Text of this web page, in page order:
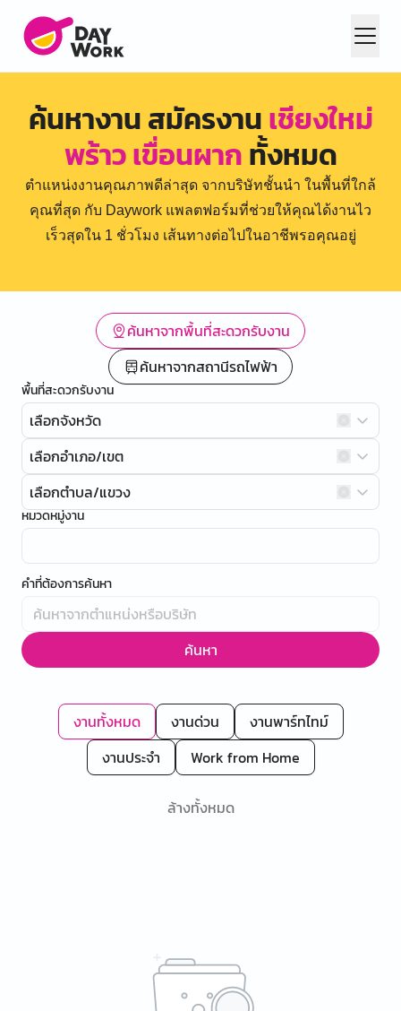
ค้นหางาน สมัครงานเชียงใหม่
พร้าว เขื่อนผากทั้งหมด
ตำแหน่งงานคุณภาพดีล่าสุด จากบริษัทชั้นนำ ในพื้นที่ใกล้
คุณที่สุด กับ Daywork แพลตฟอร์มที่ช่วยให้คุณได้งานไว
เร็วสุดใน 1 ชั่วโมง เส้นทางต่อไปในอาชีพรอคุณอยู่
ค้นหาจากพื้นที่สะดวกรับงาน
ค้นหาจากสถานีรถไฟฟ้า
พื้นที่สะดวกรับงาน
เลือกจังหวัด
เลือกอำเภอ/เขต
เลือกตำบล/แขวง
หมวดหมู่งาน
คำที่ต้องการค้นหา
ค้นหา
งานทั้งหมด งานด่วน
งานพาร์ทไทม์
งานประจำ
Work from Home
ล้างทั้งหมด